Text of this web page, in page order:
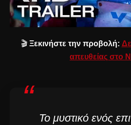
🎬 Ξεκινήστε την προβολή:
απευθείας στο
“
Το μυστικό ενός